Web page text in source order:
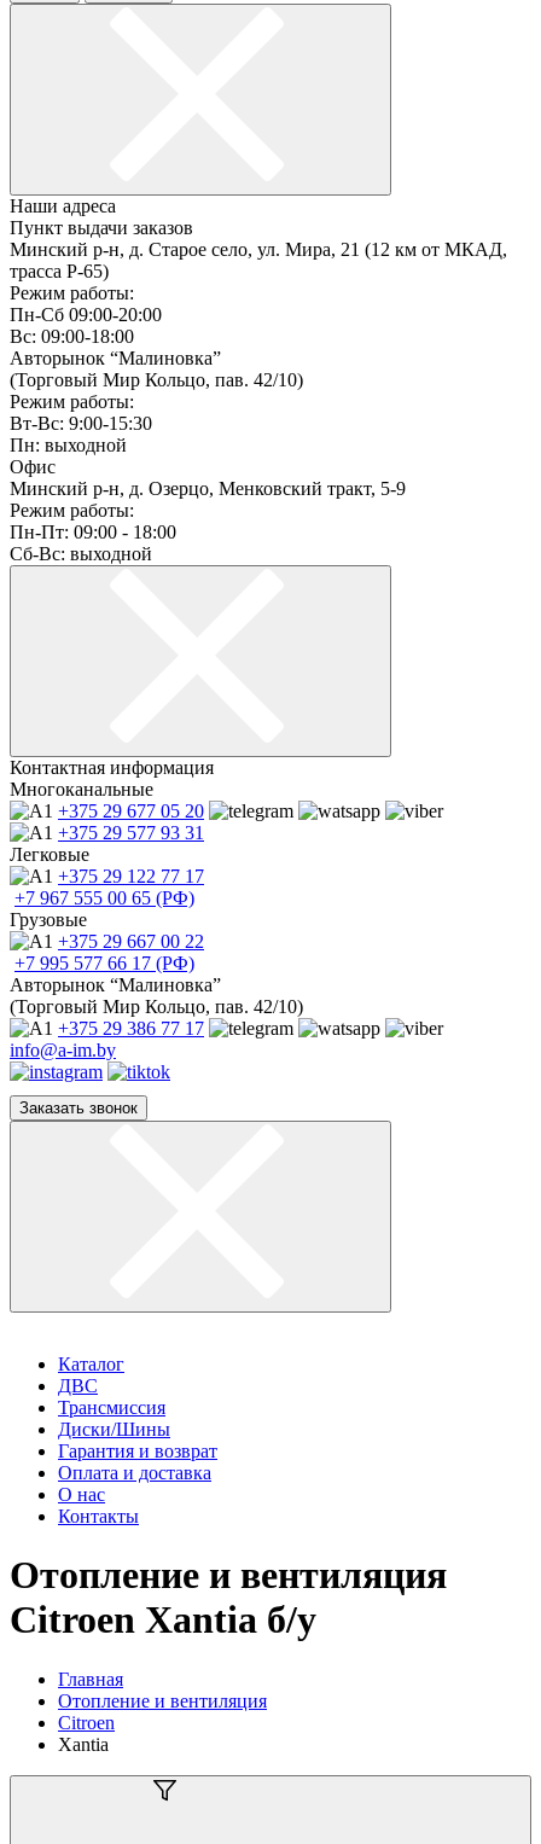
Наши адреса
Пункт выдачи заказов
Минский р-н, д. Старое село, ул. Мира, 21 (12 км от МКАД,
трасса P-65)
Режим работы:
Пн-Сб 09:00-20:00
Вс: 09:00-18:00
Авторынок “Малиновка”
(Торговый Мир Кольцо, пав. 42/10)
Режим работы:
Вт-Вс: 9:00-15:30
Пн: выходной
Офис
Минский р-н, д. Озерцо, Менковский тракт, 5-9
Режим работы:
Пн-Пт: 09:00 - 18:00
Сб-Вс: выходной
Контактная информация
Многоканальные
+375 29 677 05 20
+375 29 577 93 31
Легковые
+375 29 122 77 17
+7 967 555 00 65 (РФ)
Грузовые
+375 29 667 00 22
+7 995 577 66 17 (РФ)
Авторынок “Малиновка”
(Торговый Мир Кольцо, пав. 42/10)
+375 29 386 77 17
info@a-im.by
Заказать звонок
Каталог
ДВС
Трансмиссия
Диски/Шины
Гарантия и возврат
Оплата и доставка
О нас
Контакты
Отопление и вентиляция
Citroen Xantia б/у
Главная
Отопление и вентиляция
Citroen
Xantia